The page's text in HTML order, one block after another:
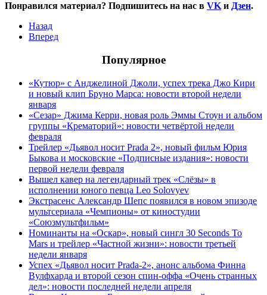
Понравился материал? Подпишитесь на нас в VKи Дзен.
Назад
Вперед
Популярное
«Кутюр» с Анджелиной Джоли, успех трека Джо Кири
и новый клип Бруно Марса: новости второй недели
января
«Сезар» Джима Керри, новая роль Эммы Стоун и альбом
группы «Крематорий»: новости четвёртой недели
февраля
Трейлер «Дьявол носит Prada 2», новый фильм Юрия
Быкова и московские «Подписные издания»: новости
первой недели февраля
Вышел кавер на легендарный трек «Слёзы» в
исполнении юного певца Leo Solovyev
Экстрасенс Александр Шепс появился в новом эпизоде
мультсериала «Чемпионы» от киностудии
«Союзмультфильм»
Номинанты на «Оскар», новый сингл 30 Seconds To
Mars и трейлер «Частной жизни»: новости третьей
недели января
Успех «Дьявол носит Prada-2», анонс альбома Финна
Вулфхарда и второй сезон спин-оффа «Очень странных
дел»: новости последней недели апреля